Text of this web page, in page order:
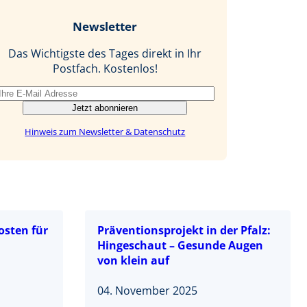
n
l
Newsletter
Das Wichtigste des Tages direkt in Ihr
Postfach. Kostenlos!
Jetzt abonnieren
Hinweis zum Newsletter & Datenschutz
für
Präventionsprojekt in der Pfalz:
Hingeschaut – Gesunde Augen
von klein auf
04. November 2025